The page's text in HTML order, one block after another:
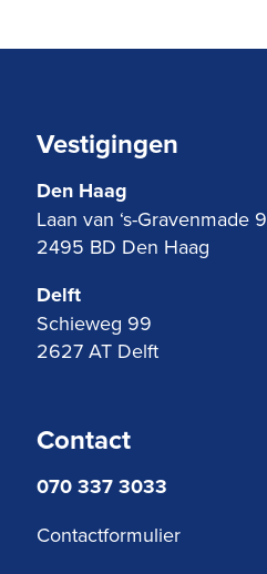
Vestigingen
Den Haag
Laan van ‘s-Gravenmade 9
2495 BD Den Haag
Delft
Schieweg 99
2627 AT Delft
Contact
070 337 3033
Contactformulier